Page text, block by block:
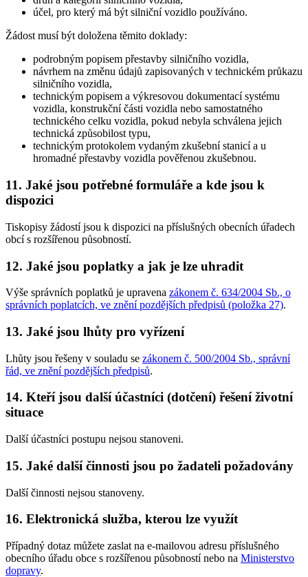
účel, pro který má být silniční vozidlo používáno.
Žádost musí být doložena těmito doklady:
podrobným popisem přestavby silničního vozidla,
návrhem na změnu údajů zapisovaných v technickém průkazu
silničního vozidla,
technickým popisem a výkresovou dokumentací systému
vozidla, konstrukční části vozidla nebo samostatného
technického celku vozidla, pokud nebyla schválena jejich
technická způsobilost typu,
technickým protokolem vydaným zkušební stanicí a u
hromadné přestavby vozidla pověřenou zkušebnou.
11. Jaké jsou potřebné formuláře a kde jsou k
dispozici
Tiskopisy žádostí jsou k dispozici na příslušných obecních úřadech
obcí s rozšířenou působností.
12. Jaké jsou poplatky a jak je lze uhradit
Výše správních poplatků je upravena zákonem č. 634/2004 Sb., o
správních poplatcích, ve znění pozdějších předpisů (položka 27).
13. Jaké jsou lhůty pro vyřízení
Lhůty jsou řešeny v souladu se zákonem č. 500/2004 Sb., správní
řád, ve znění pozdějších předpisů.
14. Kteří jsou další účastníci (dotčení) řešení životní
situace
Další účastníci postupu nejsou stanoveni.
15. Jaké další činnosti jsou po žadateli požadovány
Další činnosti nejsou stanoveny.
16. Elektronická služba, kterou lze využít
Případný dotaz můžete zaslat na e-mailovou adresu příslušného
obecního úřadu obce s rozšířenou působností nebo na Ministerstvo
dopravy.